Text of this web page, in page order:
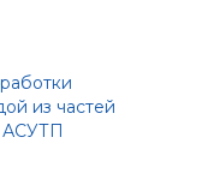
из частей
АСУТП